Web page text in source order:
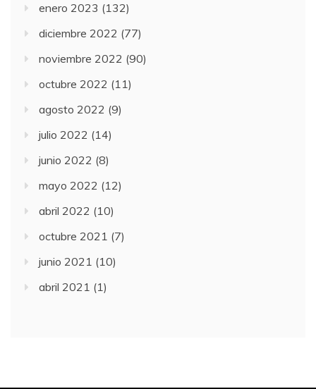
enero 2023 (132)
diciembre 2022 (77)
noviembre 2022 (90)
octubre 2022 (11)
agosto 2022 (9)
julio 2022 (14)
junio 2022 (8)
mayo 2022 (12)
abril 2022 (10)
octubre 2021 (7)
junio 2021 (10)
abril 2021 (1)